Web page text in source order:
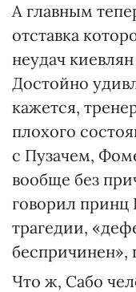
А главным
отставка
неудач
Достойно
кажется,
плохого
с Пузачем,
вообще без
говорил принц
трагедии,
Что ж, Сабо